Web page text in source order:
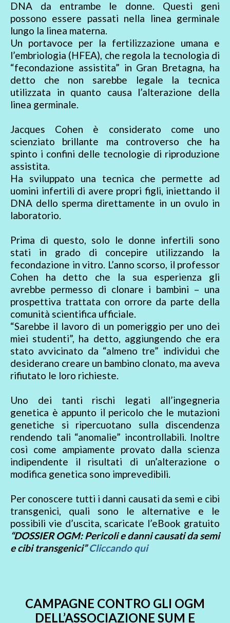
DNA da entrambe le donne. Questi geni
possono essere passati nella linea germinale
lungo la linea materna.
Un portavoce per la fertilizzazione umana e
l’embriologia (HFEA), che regola la tecnologia di
“fecondazione assistita” in Gran Bretagna, ha
detto che non sarebbe legale la tecnica
utilizzata in quanto causa l’alterazione della
linea germinale.
Jacques Cohen è considerato come uno
scienziato brillante ma controverso che ha
spinto i confini delle tecnologie di riproduzione
assistita.
Ha sviluppato una tecnica che permette ad
uomini infertili di avere propri figli, iniettando il
DNA dello sperma direttamente in un ovulo in
laboratorio.
Prima di questo, solo le donne infertili sono
stati in grado di concepire utilizzando la
fecondazione in vitro. L’anno scorso, il professor
Cohen ha detto che la sua esperienza gli
avrebbe permesso di clonare i bambini – una
prospettiva trattata con orrore da parte della
comunità scientifica ufficiale.
“Sarebbe il lavoro di un pomeriggio per uno dei
miei studenti”, ha detto, aggiungendo che era
stato avvicinato da “almeno tre” individui che
desiderano creare un bambino clonato, ma aveva
rifiutato le loro richieste.
Uno dei tanti rischi legati all’ingegneria
genetica è appunto il pericolo che le mutazioni
genetiche si ripercuotano sulla discendenza
rendendo tali “anomalie” incontrollabili. Inoltre
così come ampiamente provato dalla scienza
indipendente il risultati di un’alterazione o
modifica genetica sono imprevedibili.
Per conoscere tutti i danni causati da semi e cibi
transgenici, quali sono le alternative e le
possibili vie d’uscita, scaricate l’eBook gratuito
“DOSSIER OGM: Pericoli e danni causati da semi
e cibi transgenici” Cliccando qui
CAMPAGNE CONTRO GLI OGM
DELL’ASSOCIAZIONE SUM E